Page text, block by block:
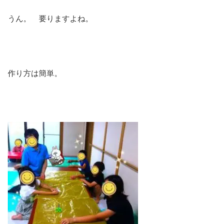
うん。 要りますよね。
作り方は簡単。